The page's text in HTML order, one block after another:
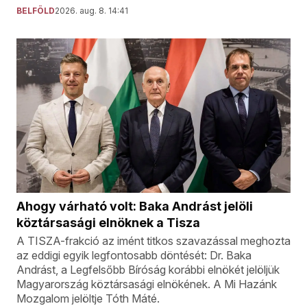
BELFÖLD2026. aug. 8. 14:41
Ahogy várható volt: Baka Andrást jelöli
köztársasági elnöknek a Tisza
A TISZA-frakció az imént titkos szavazással meghozta
az eddigi egyik legfontosabb döntését: Dr. Baka
Andrást, a Legfelsőbb Bíróság korábbi elnökét jelöljük
Magyarország köztársasági elnökének. A Mi Hazánk
Mozgalom jelöltje Tóth Máté.